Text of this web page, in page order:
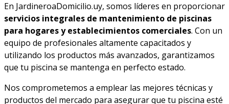
En JardineroaDomicilio.uy, somos líderes en proporcionar
servicios integrales de mantenimiento de piscinas
para hogares y establecimientos comerciales. Con un
equipo de profesionales altamente capacitados y
utilizando los productos más avanzados, garantizamos
que tu piscina se mantenga en perfecto estado.
Nos comprometemos a emplear las mejores técnicas y
productos del mercado para asegurar que tu piscina esté